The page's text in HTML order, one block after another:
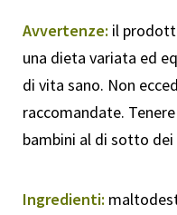
Avvertenze: il
una dieta variata ed
di vita sano. Non
raccomandate.
bambini al di sotto dei
Ingredienti: